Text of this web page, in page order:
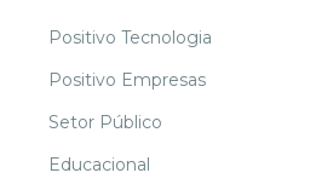
Positivo Tecnologia
Positivo Empresas
Setor Público
Educacional